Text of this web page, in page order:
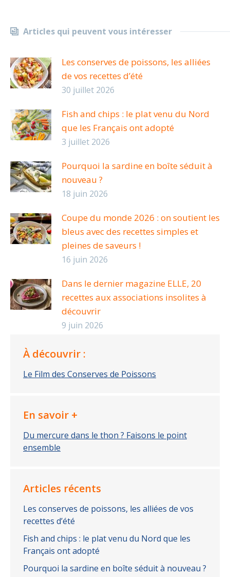
Articles qui peuvent vous intéresser
Les conserves de poissons, les alliées
de vos recettes d’été
30 juillet 2026
Fish and chips : le plat venu du Nord
que les Français ont adopté
3 juillet 2026
Pourquoi la sardine en boîte séduit à
nouveau ?
18 juin 2026
Coupe du monde 2026 : on soutient les
bleus avec des recettes simples et
pleines de saveurs !
16 juin 2026
Dans le dernier magazine ELLE, 20
recettes aux associations insolites à
découvrir
9 juin 2026
À découvrir :
Le Film des Conserves de Poissons
En savoir +
Du mercure dans le thon ? Faisons le point
ensemble
Articles récents
Les conserves de poissons, les alliées de vos
recettes d’été
Fish and chips : le plat venu du Nord que les
Français ont adopté
Pourquoi la sardine en boîte séduit à nouveau ?